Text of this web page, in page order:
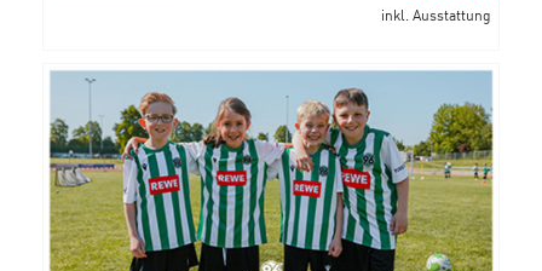
inkl. Ausstattung